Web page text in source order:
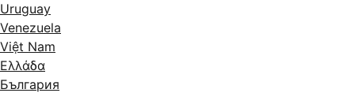
Uruguay
Venezuela
Việt Nam
Ελλάδα
България